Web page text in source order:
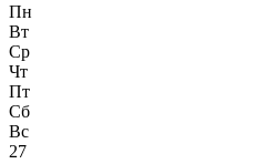
Пн
Вт
Ср
Чт
Пт
Сб
Вс
27